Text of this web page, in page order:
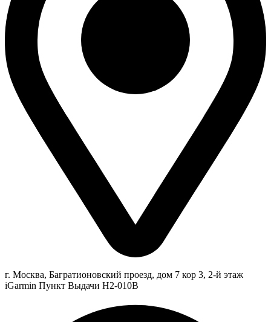
г. Москва, Багратионовский проезд, дом 7 кор 3, 2-й этаж
iGarmin Пункт Выдачи Н2-010В